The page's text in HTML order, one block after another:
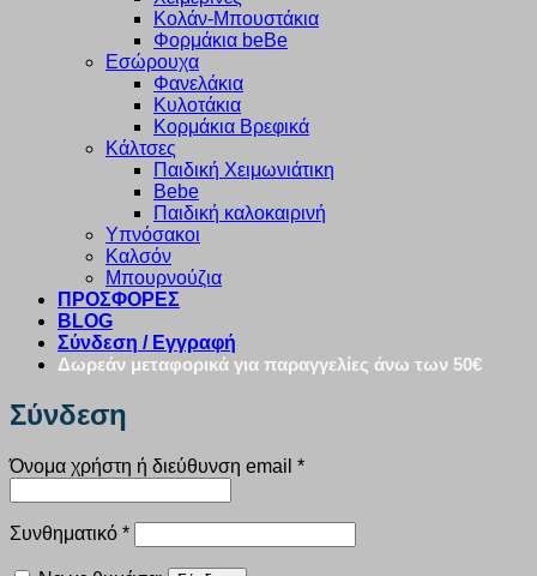
Κολάν-Μπουστάκια
Φορμάκια beBe
Εσώρουχα
Φανελάκια
Κυλοτάκια
Κορμάκια Βρεφικά
Κάλτσες
Παιδική Χειμωνιάτικη
Bebe
Παιδική καλοκαιρινή
Υπνόσακοι
Καλσόν
Μπουρνούζια
ΠΡΟΣΦΟΡΕΣ
BLOG
Σύνδεση / Εγγραφή
Δωρεάν μεταφορικά για παραγγελίες άνω των 50€
Σύνδεση
Όνομα χρήστη ή διεύθυνση email *Απαιτείται
Συνθηματικό *Απαιτείται